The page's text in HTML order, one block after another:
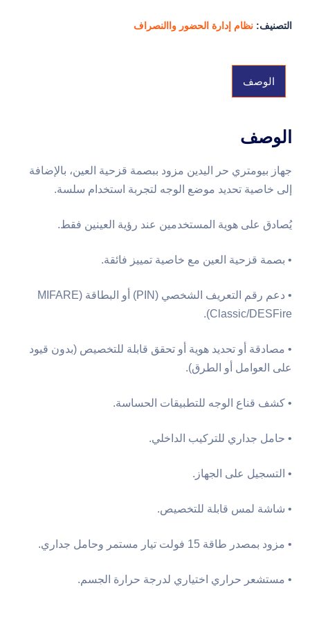
التصنيف:نظام إدارة الحضور واالنصراف
الوصف
الوصف
جهاز بيومتري حر اليدين مزود ببصمة قزحية العين، بالإضافة
إلى خاصية تحديد موضع الوجه لتجربة استخدام سلسة.
يُصادق على هوية المستخدمين عند رؤية العينين فقط.
• بصمة قزحية العين مع خاصية تمييز فائقة.
• دعم رقم التعريف الشخصي (PIN) أو البطاقة (MIFARE
Classic/DESFire).
• مصادقة أو تحديد هوية أو تحقق قابلة للتخصيص (بدون قيود
على العوامل أو الطرق).
• كشف قناع الوجه للتطبيقات الحساسة.
• حامل جداري للتركيب الداخلي.
• التسجيل على الجهاز.
• شاشة لمس قابلة للتخصيص.
• مزود بمصدر طاقة 15 فولت تيار مستمر وحامل جداري.
• مستشعر حراري اختياري لدرجة حرارة الجسم.